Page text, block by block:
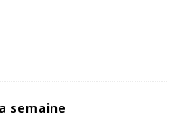
semaine